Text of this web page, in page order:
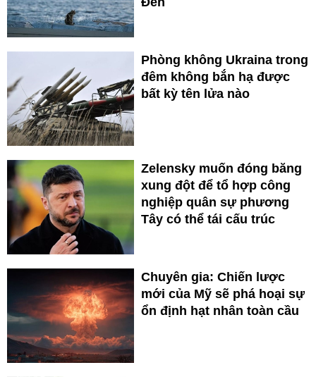
Phòng không Ukraina trong
đêm không bắn hạ được
bất kỳ tên lửa nào
Zelensky muốn đóng băng
xung đột để tổ hợp công
nghiệp quân sự phương
Tây có thể tái cấu trúc
Chuyên gia: Chiến lược
mới của Mỹ sẽ phá hoại sự
ổn định hạt nhân toàn cầu